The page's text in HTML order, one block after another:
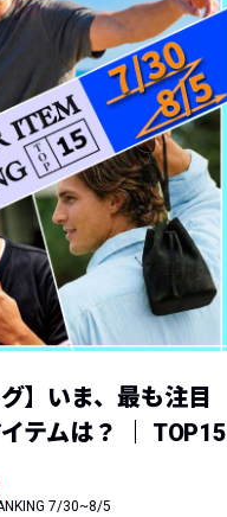
グ】いま、最も注目
テムは？ ｜ TOP15
7/30~8/5